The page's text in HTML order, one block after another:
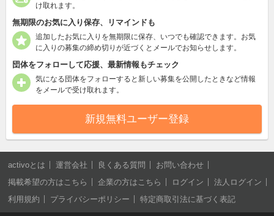
け取れます。
無期限のお気に入り保存、リマインドも
追加したお気に入りを無期限に保存、いつでも確認できます。お気
に入りの募集の締め切りが近づくとメールでお知らせします。
団体をフォローして応援、最新情報もチェック
気になる団体をフォローすると新しい募集を公開したときなど情報
をメールで受け取れます。
新規無料ユーザー登録
activoとは 運営会社 良くある質問
お問い合わせ
掲載希望の方はこちら
企業の方はこちら ログイン
法人ログイン
利用規約
プライバシーポリシー 特定商取引法に基づく表記